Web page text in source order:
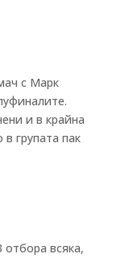
с Марк
и в крайна
групата пак
отбора всяка,